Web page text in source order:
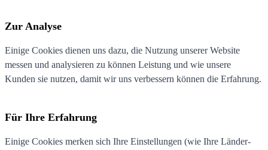
Zur Analyse
Einige Cookies dienen uns dazu, die Nutzung unserer Website
messen und analysieren zu können Leistung und wie unsere
Kunden sie nutzen, damit wir uns verbessern können die Erfahrung.
Für Ihre Erfahrung
Einige Cookies merken sich Ihre Einstellungen (wie Ihre Länder-